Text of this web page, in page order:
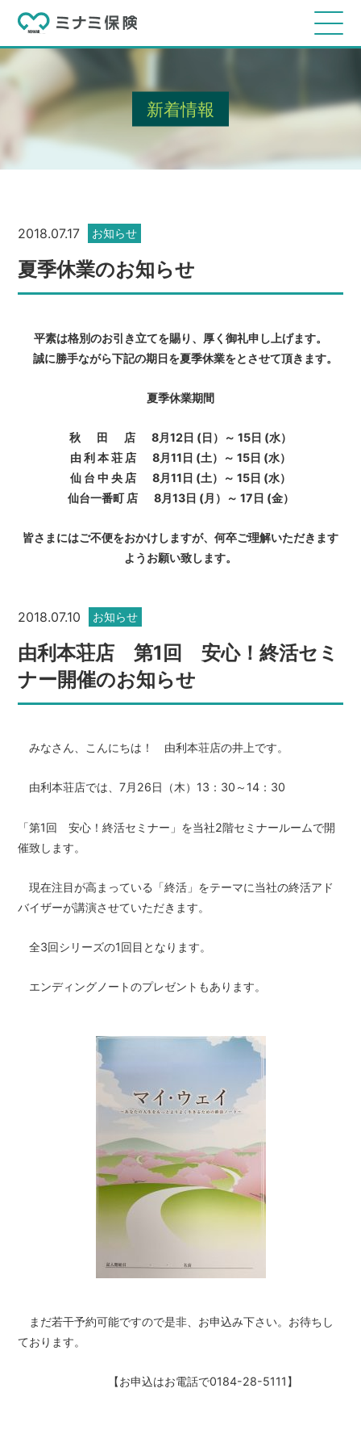
新着情報
2018.07.17 お知らせ
夏季休業のお知らせ
平素は格別のお引き立てを賜り、厚く御礼申し上げます。
誠に勝手ながら下記の期日を夏季休業をとさせて頂きます。
夏季休業期間
秋 田 店 8月12日 (日）～ 15日 (水）
由 利 本 荘 店 8月11日 (土）～ 15日 (水）
仙 台 中 央 店 8月11日 (土）～ 15日 (水）
仙台一番町 店 8月13日 (月）～ 17日 (金）
皆さまにはご不便をおかけしますが、何卒ご理解いただきます
ようお願い致します。
2018.07.10 お知らせ
由利本荘店 第1回 安心！終活セミ
ナー開催のお知らせ
みなさん、こんにちは！ 由利本荘店の井上です。
由利本荘店では、7月26日（木）13：30～14：30
「第1回 安心！終活セミナー」を当社2階セミナールームで開
催致します。
現在注目が高まっている「終活」をテーマに当社の終活アド
バイザーが講演させていただきます。
全3回シリーズの1回目となります。
エンディングノートのプレゼントもあります。
まだ若干予約可能ですので是非、お申込み下さい。お待ちし
ております。
【お申込はお電話で0184-28-5111】